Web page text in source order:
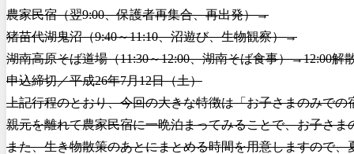
農家民宿（翌9:00、保護者再集合、再出発）→
猪苗代湖鬼沼（9:40～11:10、沼遊び、生物観察）→
湖南高原そば道場（11:30～12:00、湖南そば食事）→12:00解
申込締切／平成26年7月12日（土）
上記行程のとおり、今回の大きな特徴は「お子さまのみでの
親元を離れて農家民宿に一晩泊まってみることで、お子さ
また、生き物散策のあとにまとめる時間を用意しますので